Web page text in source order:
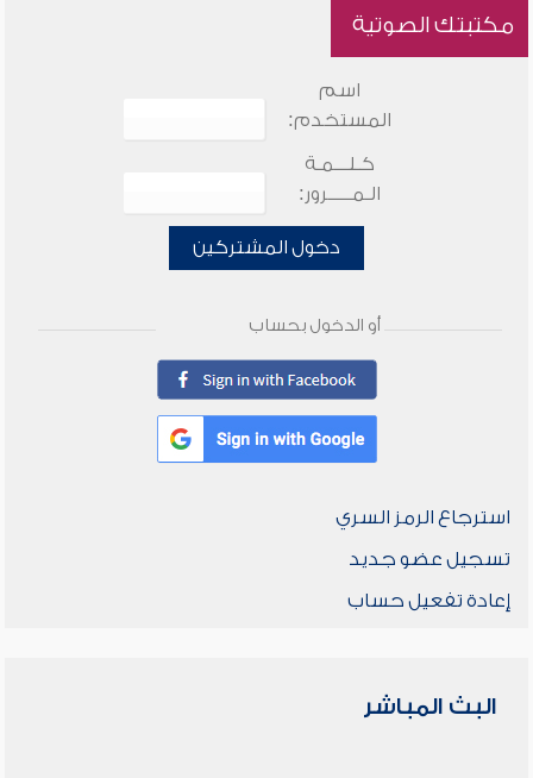
مكتبتك الصوتية
اسم
المستخدم:
كـلـــمـة
الـمـــــرور:
دخول المشتركين
أو الدخول بحساب
استرجاع الرمز السري
تسجيل عضو جديد
إعادة تفعيل حساب
البث المباشر